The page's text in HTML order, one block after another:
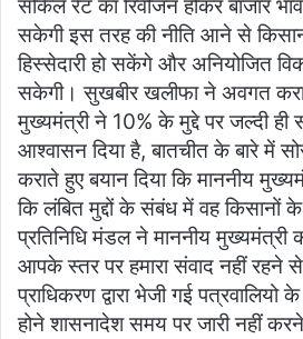
सर्किल रेट का रिवीजन होकर बाजार
सकेगी इस तरह की नीति आने से
हिस्सेदारी हो सकेंगे और अनियोजित
सकेगी। सुखबीर खलीफा ने अवगत
मुख्यमंत्री ने 10% के मुद्दे पर जल्दी ही
आश्वासन दिया है, बातचीत के बारे में
कराते हुए बयान दिया कि माननीय
कि लंबित मुद्दों के संबंध में वह किसानों
प्रतिनिधि मंडल ने माननीय मुख्यमंत्री
आपके स्तर पर हमारा संवाद नहीं रहने
प्राधिकरण द्वारा भेजी गई
होने शासनादेश समय पर जारी नहीं